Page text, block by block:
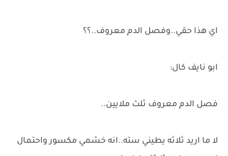
اي هذا حقي..وفصل الدم معروف..؟؟
ابو نايف كال:
فصل الدم معروف ثلث ملايين..
لا ما اريد ثلاثه يطيني سته..انه خشمي مكسور واحتمال